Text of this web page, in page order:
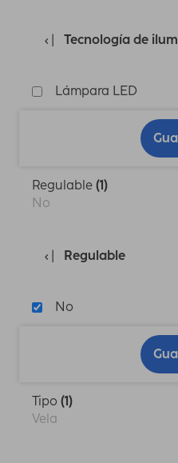
Tecnología de
Lámpara LED
Regulable (1)
No
Regulable
No
Tipo (1)
Vela